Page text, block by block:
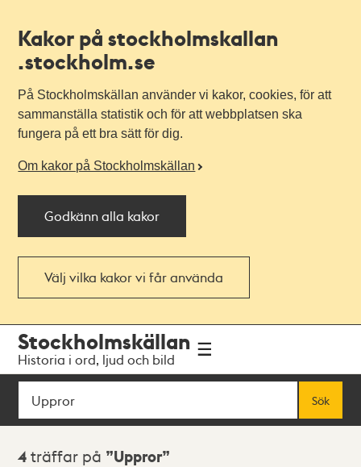
Kakor på stockholmskallan
.stockholm.se
På Stockholmskällan använder vi kakor, cookies, för att
sammanställa statistik och för att webbplatsen ska
fungera på ett bra sätt för dig.
Om kakor på Stockholmskällan
Godkänn alla kakor
Välj vilka kakor vi får använda
navigationen
huvudinnehållet
Stockholmskällan
Historia i ord, ljud och bild
Sök
Sök
Sökresultat
4 träffar på Uppror